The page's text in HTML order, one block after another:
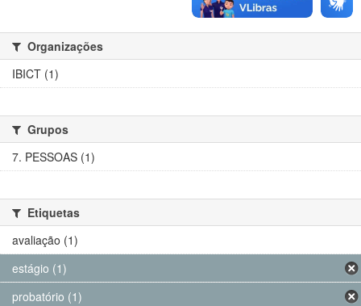
Organizações
IBICT (1)
Grupos
7. PESSOAS (1)
Etiquetas
avaliação (1)
estágio (1)
probatório (1)